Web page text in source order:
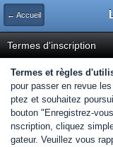
← Accueil
Termes d'inscription
Termes et règles
pour passer en revue
ptez et souhaitez
bouton "Enregistrez-
nscription, cliquez
gateur. Veuillez vous